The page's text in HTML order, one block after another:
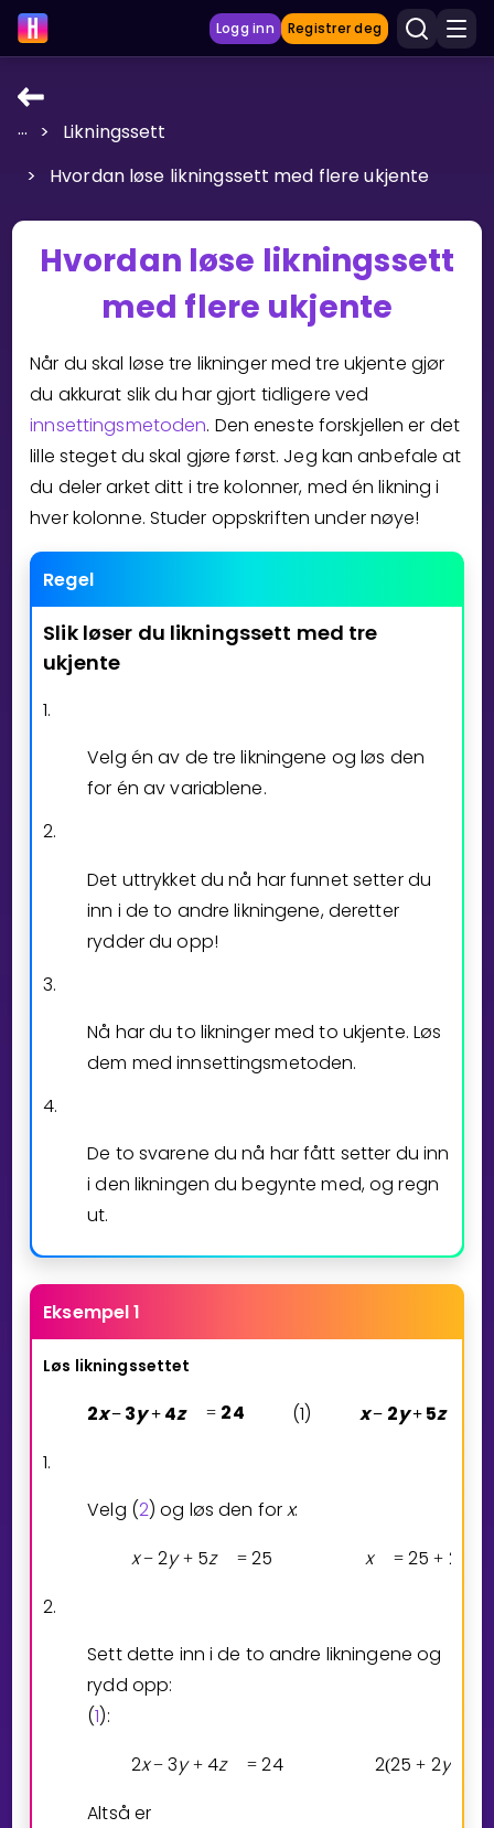
Logg inn Registrer deg
LÆRINGSVERKTØY
Læreplan
Vis mer
Gangetabellen
Junior Matte
Vis mer
LÆREPLAN
Velg læreplan
... >
Likningssett
>
Hvordan løse likningssett med flere ukjente
Hvordan løse likningssett
med flere ukjente
Når du skal løse tre likninger med tre ukjente gjør
du akkurat slik du har gjort tidligere ved
innsettingsmetoden. Den eneste forskjellen er det
lille steget du skal gjøre først. Jeg kan anbefale at
du deler arket ditt i tre kolonner, med én likning i
hver kolonne. Studer oppskriften under nøye!
Regel
Slik løser du likningssett med tre
ukjente
1.
Velg én av de tre likningene og løs den
for én av variablene.
2.
Det uttrykket du nå har funnet setter du
inn i de to andre likningene, deretter
rydder du opp!
3.
Nå har du to likninger med to ukjente. Løs
dem med innsettingsmetoden.
4.
De to svarene du nå har fått setter du inn
i den likningen du begynte med, og regn
ut.
Eksempel 1
Løs likningssettet
2x− 3y + 4z = 24 (1) x− 2y+ 5z
1.
Velg (2) og løs den forx:
x − 2y + 5z = 25 x = 25 + 2
2.
Sett dette inn i de to andre likningene og
rydd opp:
(1):
2x − 3y + 4z = 24 2(25 + 2y
Altså er